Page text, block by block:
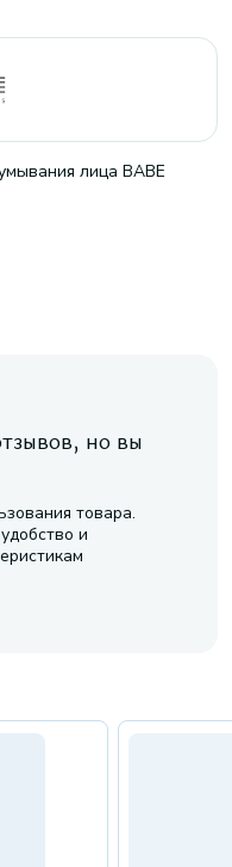
лица BABE
но вы
товара.
и